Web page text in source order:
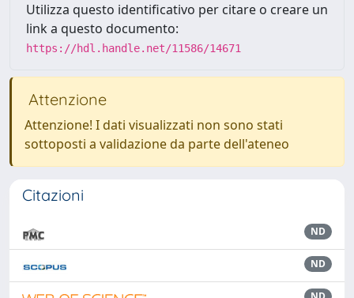
Utilizza questo identificativo per citare o creare un
link a questo documento:
https://hdl.handle.net/11586/14671
Attenzione
Attenzione! I dati visualizzati non sono stati
sottoposti a validazione da parte dell'ateneo
Citazioni
ND
ND